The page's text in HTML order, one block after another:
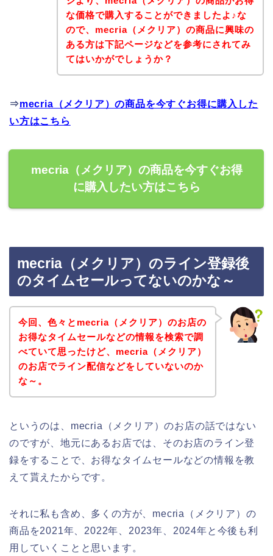
な価格で購入することができましたよ♪な
ので、mecria（メクリア）の商品に興味の
ある方は下記ページなどを参考にされてみ
てはいかがでしょうか？
⇒mecria（メクリア）の商品を今すぐお得に購入した
い方はこちら
mecria（メクリア）の商品を今すぐお得
に購入したい方はこちら
mecria（メクリア）のライン登録後
のタイムセールってないのかな～
今回、色々とmecria（メクリア）のお店の
お得なタイムセールなどの情報を検索で調
べていて思ったけど、mecria（メクリア）
のお店でライン配信などをしていないのか
な～。
というのは、mecria（メクリア）のお店の話ではない
のですが、地元にあるお店では、そのお店のライン登
録をすることで、お得なタイムセールなどの情報を教
えて貰えたからです。
それに私も含め、多くの方が、mecria（メクリア）の
商品を2021年、2022年、2023年、2024年と今後も利
用していくことと思います。